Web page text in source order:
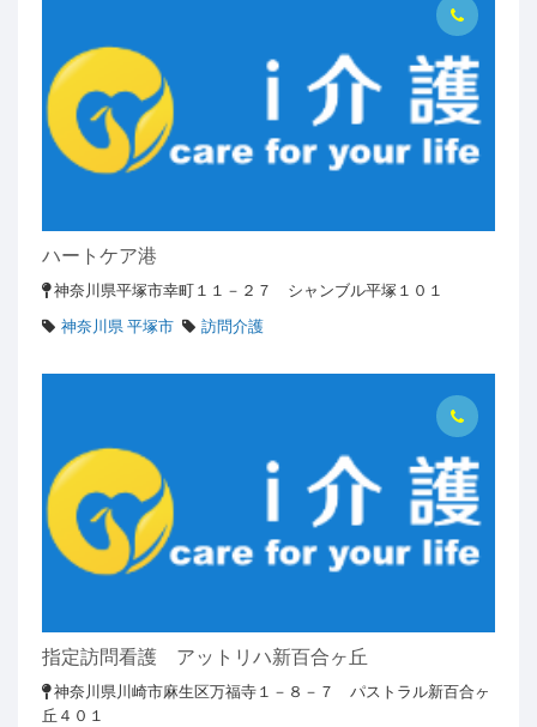
ハートケア港
神奈川県平塚市幸町１１－２７ シャンブル平塚１０１
神奈川県 平塚市
訪問介護
指定訪問看護 アットリハ新百合ヶ丘
神奈川県川崎市麻生区万福寺１－８－７ パストラル新百合ヶ
丘４０１